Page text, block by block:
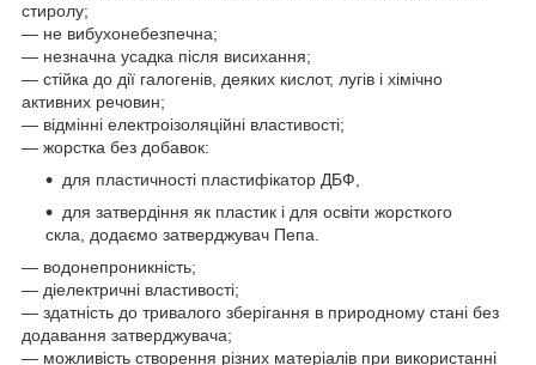
стиролу;
— не вибухонебезпечна;
— незначна усадка після висихання;
— стійка до дії галогенів, деяких кислот, лугів і хімічно
активних речовин;
— відмінні електроізоляційні властивості;
— жорстка без добавок:
для пластичності пластифікатор ДБФ,
для затвердіння як пластик і для освіти жорсткого
скла, додаємо затверджувач Пепа.
— водонепроникність;
— діелектричні властивості;
— здатність до тривалого зберігання в природному стані без
додавання затверджувача;
— можливість створення різних матеріалів при використанні